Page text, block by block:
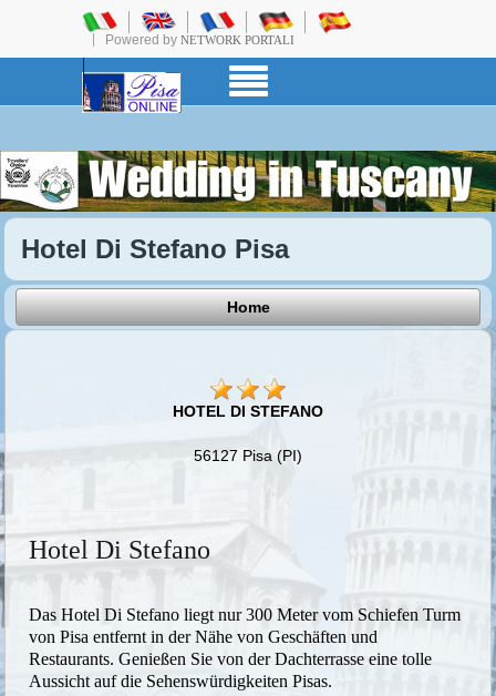
Powered by NETWORK PORTALI
Hotel Di Stefano Pisa
Home
HOTEL DI STEFANO
56127 Pisa (PI)
Hotel Di Stefano
Das Hotel Di Stefano liegt nur 300 Meter vom Schiefen Turm
von Pisa entfernt in der Nähe von Geschäften und
Restaurants. Genießen Sie von der Dachterrasse eine tolle
Aussicht auf die Sehenswürdigkeiten Pisas.